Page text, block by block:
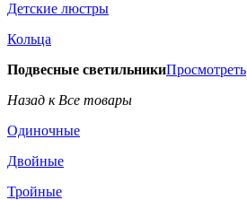
Детские люстры
Кольца
Подвесные светильникиПросмотреть
Назад к Все товары
Одиночные
Двойные
Тройные